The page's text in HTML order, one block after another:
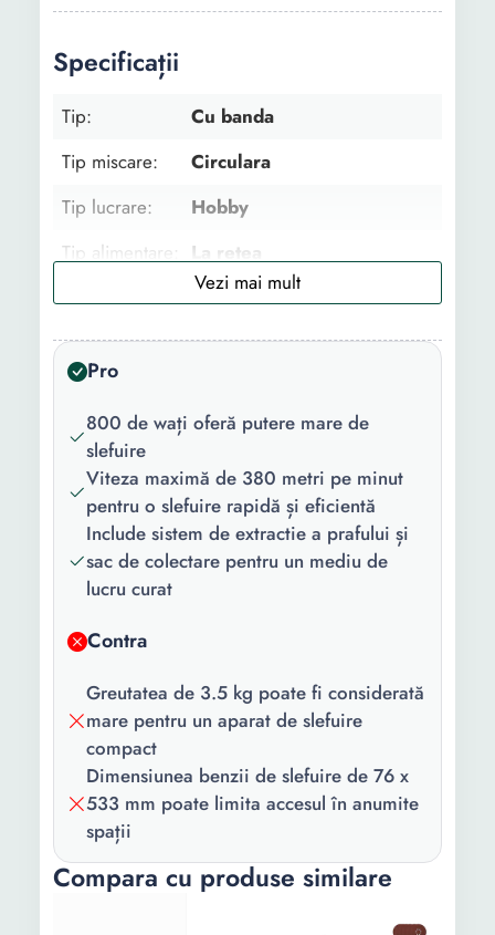
Specificații
Tip:
Cu banda
Tip miscare:
Circulara
Tip lucrare:
Hobby
Tip alimentare: La retea
Suprafata
Universal
Functii:
Continut
pachet:
carbuni 1 x Sac de
colectare praf
Culoare:
Rosu Negru
Putere:
Tensiune
Dimensiune
banda (mm):
76 x 533
Greutate:
3.5 Kg
Lungime
cablu:
Pro
800 de wați oferă putere mare de
slefuire
Viteza maximă de 380 metri pe minut
pentru o slefuire rapidă și eficientă
Include sistem de extractie a prafului și
sac de colectare pentru un mediu de
lucru curat
Contra
Greutatea de 3.5 kg poate fi considerată
mare pentru un aparat de slefuire
compact
Dimensiunea benzii de slefuire de 76 x
533 mm poate limita accesul în anumite
spații
Compara cu produse similare